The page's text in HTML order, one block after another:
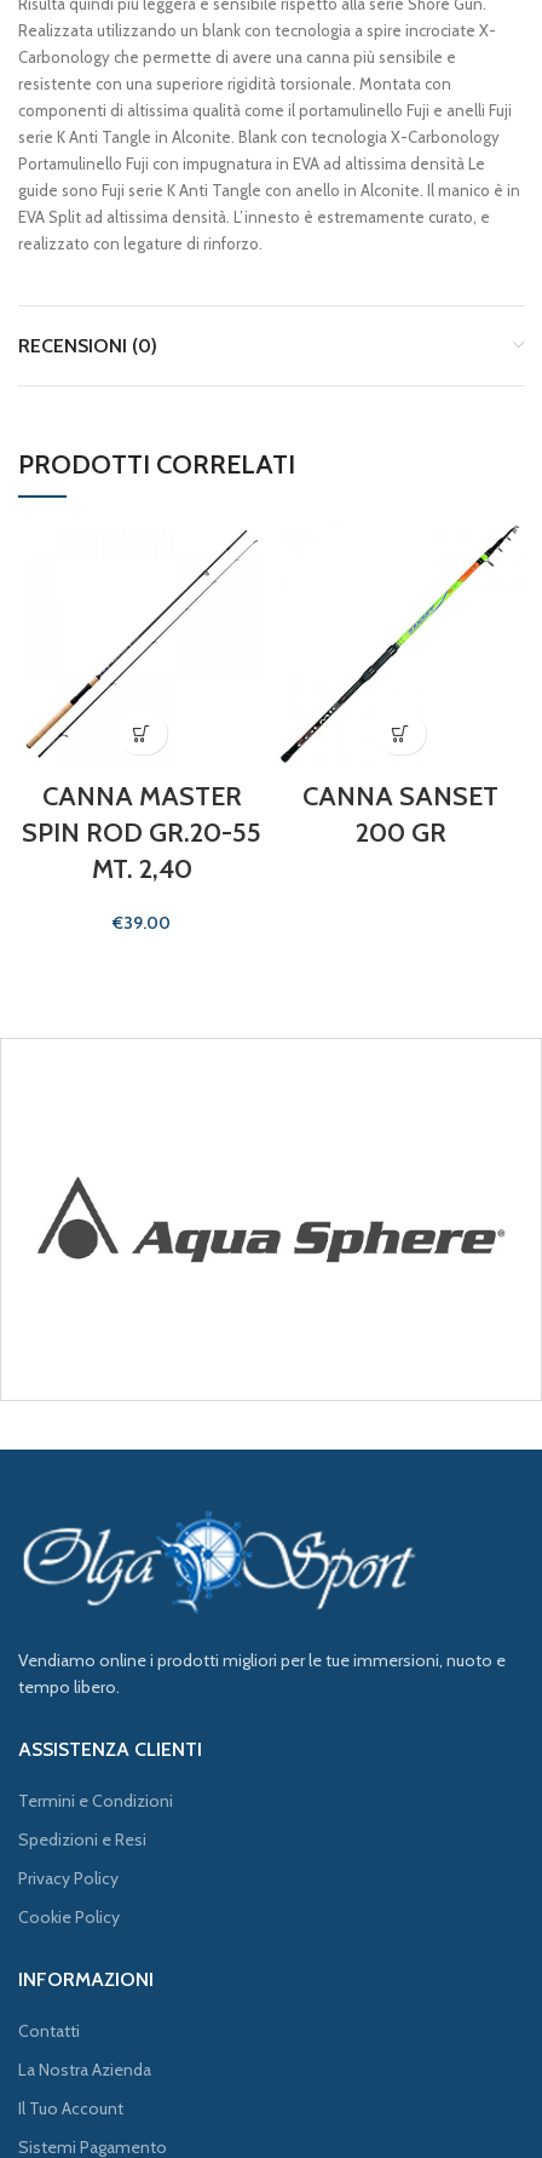
Risulta quindi più leggera e sensibile rispetto alla serie Shore Gun.
Realizzata utilizzando un blank con tecnologia a spire incrociate X-
Carbonology che permette di avere una canna più sensibile e
resistente con una superiore rigidità torsionale. Montata con
componenti di altissima qualità come il portamulinello Fuji e anelli Fuji
serie K Anti Tangle in Alconite. Blank con tecnologia X-Carbonology
Portamulinello Fuji con impugnatura in EVA ad altissima densità Le
guide sono Fuji serie K Anti Tangle con anello in Alconite. Il manico è in
EVA Split ad altissima densità. L’innesto è estremamente curato, e
realizzato con legature di rinforzo.
RECENSIONI (0)
PRODOTTI CORRELATI
CANNA MASTER
SPIN ROD GR.20-55
MT. 2,40
€
CANNA SANSET
200 GR
Vendiamo online i prodotti migliori per le tue immersioni, nuoto e
tempo libero.
ASSISTENZA CLIENTI
Termini e Condizioni
Spedizioni e Resi
Privacy Policy
Cookie Policy
INFORMAZIONI
Contatti
La Nostra Azienda
Il Tuo Account
Sistemi Pagamento